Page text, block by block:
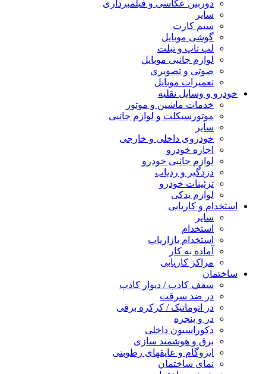
دوربین عکاسی و فیلمبرداری
سایر
سیم کارت
گوشی موبایل
لپ تاپ و تبلت
لوازم جانبی موبایل
صوتی و تصویری
تعمیرات موبایل
خودرو و وسایل نقلیه
خدمات ماشین و موتور
موتورسیکلت و لوازم جانبی
سایر
خودروی داخلی و خارجی
اجاره خودرو
لوازم جانبی خودرو
دزدگیر و ردیاب
تزئینات خودرو
لوازم یدکی
استخدام و کاریابی
سایر
استخدام
استخدام بازاریاب
آماده به کار
مراکز کاریابی
ساختمان
سقف کاذب / دیوار کاذب
در ضد سرقت
در اتوماتیک / کرکره برقی
در و پنجره
دکوراسیون داخلی
برق و هوشمند سازی
ایزوگام و عایقهای رطوبتی
نمای ساختمان